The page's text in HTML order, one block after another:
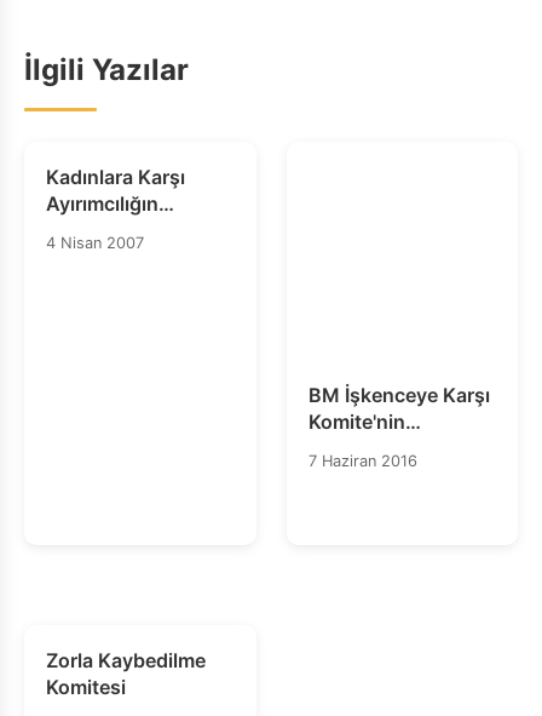
İlgili Yazılar
Kadınlara Karşı
Ayırımcılığın
Ortadan Kaldırılması
4 Nisan 2007
BM İşkenceye Karşı
Komite'nin
Türkiye'ye İlişkin
7 Haziran 2016
Zorla Kaybedilme
Komitesi